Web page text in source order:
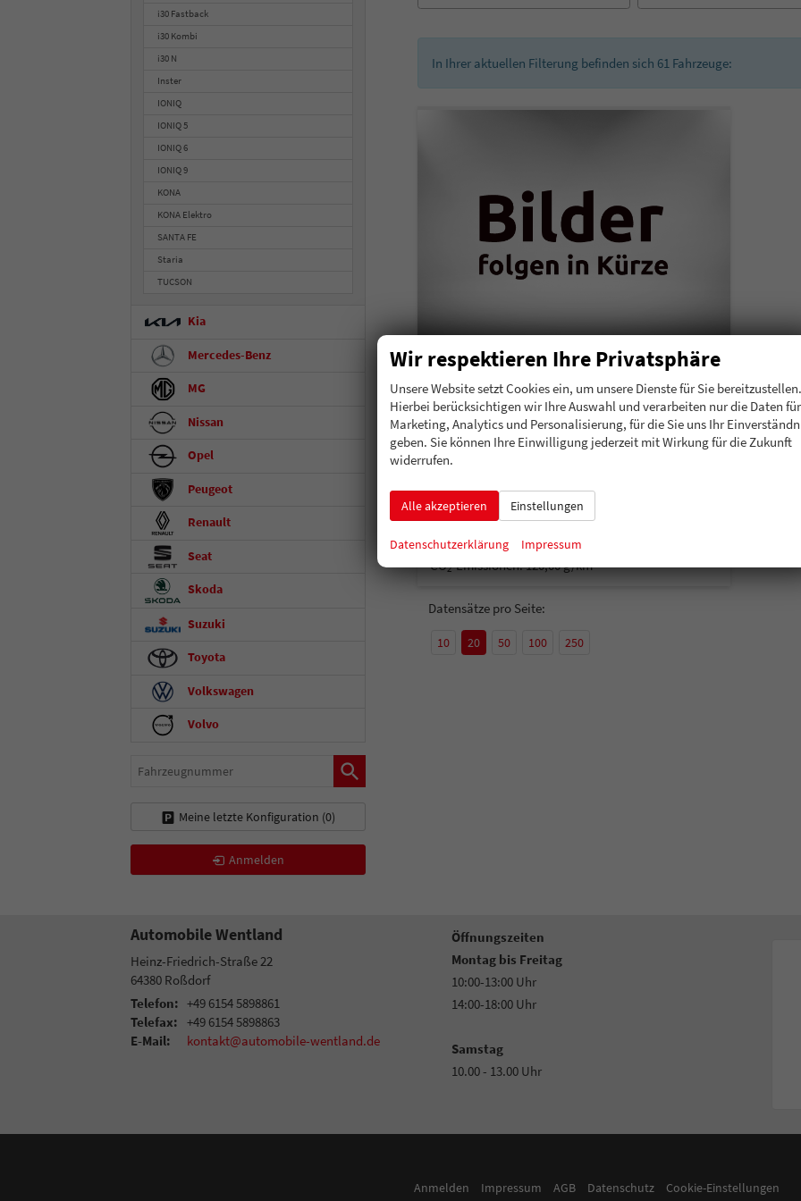
In Ihrer aktuellen Filterung befinden sich 61 Fahrzeuge:
Hyundai i20
Premium 1,0 T-GDI DCT7 66kW Navi
unverbindliche Lieferzeit:4 Monate Neuwagen
Fahrzeugnummer 199272 GetriebeAutomatik
KraftstoffBenzin
24.690,– €
incl. 19% MwSt.
CO2-Klasse: D
CO2-Emissionen:120,00 g/km
Datensätze pro Seite:
10 20 50 100 250
i30 Fastback
i30 Kombi
i30 N
Inster
IONIQ
IONIQ 5
IONIQ 6
IONIQ 9
KONA
KONA Elektro
SANTA FE
Staria
TUCSON
Kia
Mercedes-Benz
MG
Nissan
Opel
Peugeot
Renault
Seat
Skoda
Suzuki
Toyota
Volkswagen
Volvo
Fahrzeugnummer
Meine letzte Konfiguration (0)
Anmelden
Automobile Wentland
Heinz-Friedrich-Straße 22
64380 Roßdorf
Telefon: +49 6154 5898861
Telefax: +49 6154 5898863
E-Mail:
kontakt@automobile-wentland.de
Öffnungszeiten
Montag bis Freitag
10:00-13:00 Uhr
14:00-18:00 Uhr
Samstag
10.00 - 13.00 Uhr
Anmelden Impressum AGB Datenschutz Cookie-Einstellungen
Wir respektieren Ihre Privatsphäre
Unsere Website setzt Cookies ein, um unsere Dienste für Sie bereitzustellen.
Hierbei berücksichtigen wir Ihre Auswahl und verarbeiten nur die Daten für
Marketing, Analytics und Personalisierung, für die Sie uns Ihr
geben. Sie können Ihre Einwilligung jederzeit mit Wirkung für die Zukunft
widerrufen.
Alle akzeptieren Einstellungen
Datenschutzerklärung Impressum